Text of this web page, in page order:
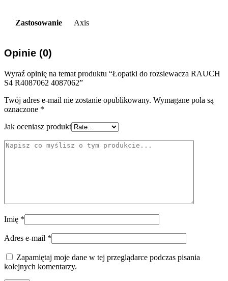
Zastosowanie Axis
Opinie (0)
Wyraź opinię na temat produktu “Łopatki do rozsiewacza RAUCH
S4 R4087062 4087062”
Twój adres e-mail nie zostanie opublikowany. Wymagane pola są
oznaczone *
Jak oceniasz produkt
Imię *
Adres e-mail *
Zapamiętaj moje dane w tej przeglądarce podczas pisania
kolejnych komentarzy.